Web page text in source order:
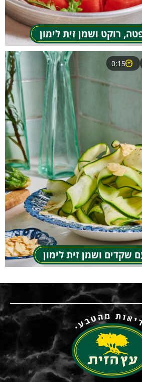
רוקט ושמן זית לימון
שקדים ושמן זית לימון
0:15